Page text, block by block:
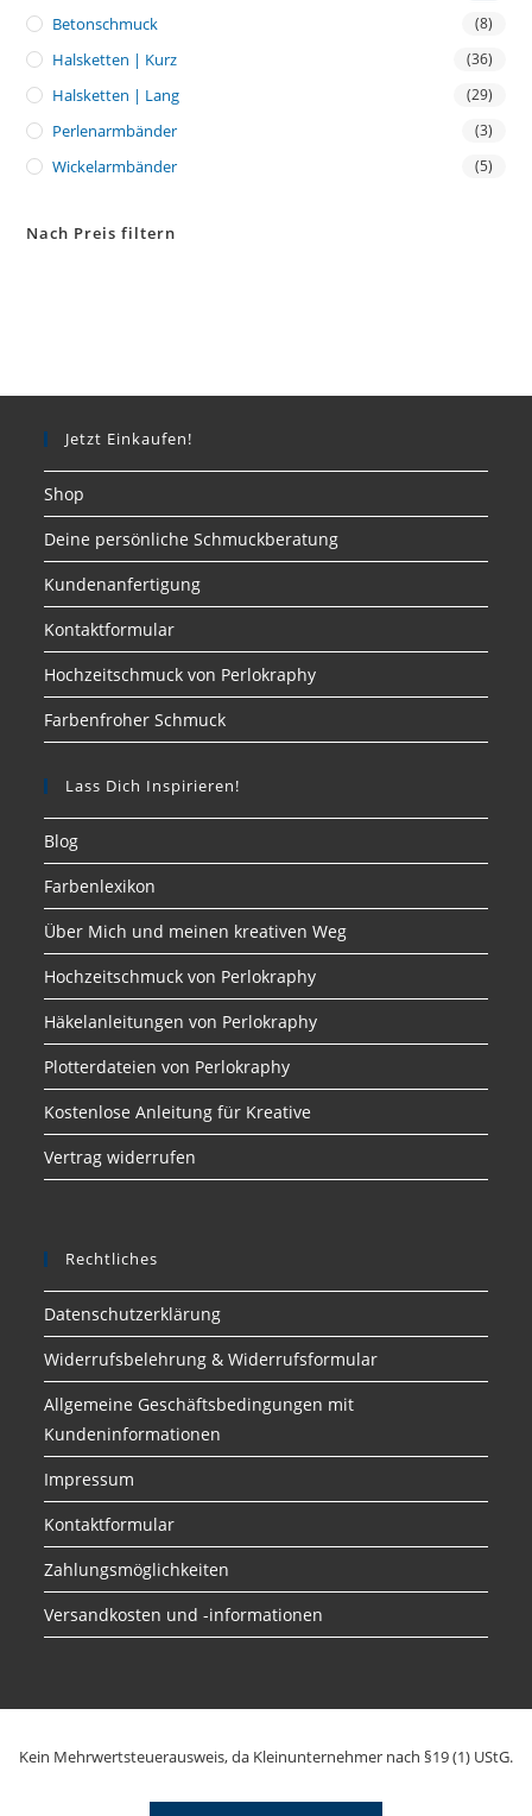
Betonschmuck (8)
Halsketten | Kurz (36)
Halsketten | Lang (29)
Perlenarmbänder (3)
Wickelarmbänder (5)
Nach Preis filtern
Jetzt Einkaufen!
Shop
Deine persönliche Schmuckberatung
Kundenanfertigung
Kontaktformular
Hochzeitschmuck von Perlokraphy
Farbenfroher Schmuck
Lass Dich Inspirieren!
Blog
Farbenlexikon
Über Mich und meinen kreativen Weg
Hochzeitschmuck von Perlokraphy
Häkelanleitungen von Perlokraphy
Plotterdateien von Perlokraphy
Kostenlose Anleitung für Kreative
Vertrag widerrufen
Rechtliches
Datenschutzerklärung
Widerrufsbelehrung & Widerrufsformular
Allgemeine Geschäftsbedingungen mit
Kundeninformationen
Impressum
Kontaktformular
Zahlungsmöglichkeiten
Versandkosten und -informationen
Kein Mehrwertsteuerausweis, da Kleinunternehmer nach §19 (1) UStG.